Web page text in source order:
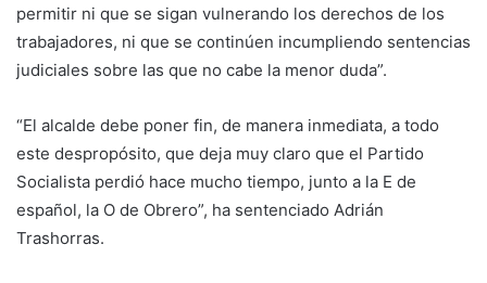
permitir ni que se sigan vulnerando los derechos de los
trabajadores, ni que se continúen incumpliendo sentencias
judiciales sobre las que no cabe la menor duda”.
“El alcalde debe poner fin, de manera inmediata, a todo
este despropósito, que deja muy claro que el Partido
Socialista perdió hace mucho tiempo, junto a la E de
español, la O de Obrero”, ha sentenciado Adrián
Trashorras.